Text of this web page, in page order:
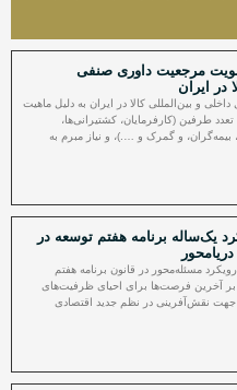
مرجعیت داوری صنفی
در ایران
و بین‌المللی کالا در ایران به دلیل ماهیت
تعدد طرفین (کارفرمایان، کشتیرانی‌ها،
و گمرک و ….)، و نیاز مبرم به
یک‌ساله برنامه هفتم توسعه در
مسئله‌محور در قانون برنامه هفتم
آخرین فرصت‌ها برای احیای ظرفیت‌های
جهت نقش‌آفرینی در نظم جدید اقتصادی